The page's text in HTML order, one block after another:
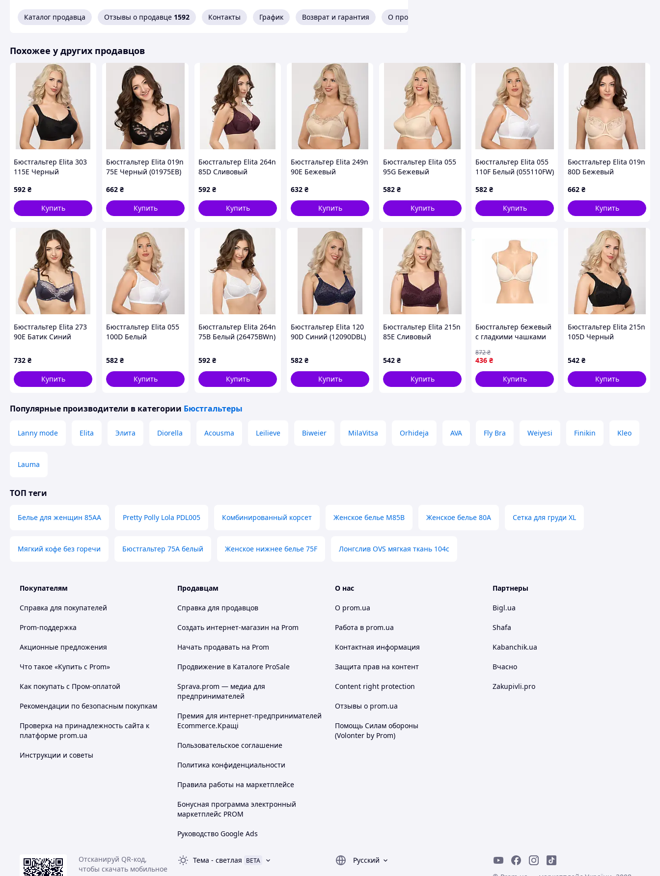
Каталог продавца Отзывы о продавце 1592 Контакты График Возврат и гарантия О продавце
Похожее у других продавцов
Бюстгальтер Elita 303
115E Черный
592 ₴
Купить
Бюстгальтер Elita 019n
75E Черный (01975EB)
662 ₴
Купить
Бюстгальтер Elita 264n
85D Сливовый
592 ₴
Купить
Бюстгальтер Elita 249n
90E Бежевый
632 ₴
Купить
Бюстгальтер Elita 055
95G Бежевый
582 ₴
Купить
Бюстгальтер Elita 055
110F Белый (055110FW)
582 ₴
Купить
Бюстгальтер Elita 019n
80D Бежевый
662 ₴
Купить
Бюстгальтер Elita 273
90E Батик Синий
732 ₴
Купить
Бюстгальтер Elita 055
100D Белый
582 ₴
Купить
Бюстгальтер Elita 264n
75B Белый (26475BWn)
592 ₴
Купить
Бюстгальтер Elita 120
90D Синий (12090DBL)
582 ₴
Купить
Бюстгальтер Elita 215n
85E Сливовый
542 ₴
Купить
Бюстгальтер бежевый
с гладкими чашками
комфорта и
поддержки груди
436 ₴
872₴
Купить
Бюстгальтер Elita 215n
105D Черный
542 ₴
Купить
Популярные производители в категории Бюстгальтеры
Lanny mode Elita Элита Diorella Acousma Leilieve Biweier MilaVitsa Orhideja AVA Fly Bra Weiyesi Finikin Kleo
Lauma
ТОП теги
Белье для женщин 85АА Pretty Polly Lola PDL005 Комбинированный корсет Женское белье M85B Женское белье 80A Сетка для груди XL
Мягкий кофе без горечи Бюстгальтер 75A белый Женское нижнее белье 75F Лонгслив OVS мягкая ткань 104с
Покупателям
Справка для покупателей
Prom-поддержка
Акционные предложения
Что такое «Купить с Prom»
Как покупать с Пром-оплатой
Рекомендации по безопасным покупкам
Проверка на принадлежность сайта к
платформе prom.ua
Инструкции и советы
Продавцам
Справка для продавцов
Создать интернет-магазин на Prom
Начать продавать на Prom
Продвижение в Каталоге ProSale
Sprava.prom — медиа для
предпринимателей
Премия для интернет-предпринимателей
Ecommerce.Кращі
Пользовательское соглашение
Политика конфиденциальности
Правила работы на маркетплейсе
Бонусная программа электронный
маркетплейс PROM
Руководство Google Ads
О нас
О prom.ua
Работа в prom.ua
Контактная информация
Защита прав на контент
Content right protection
Отзывы о prom.ua
Помощь Силам обороны
(Volonter by Prom)
Партнеры
Bigl.ua
Shafa
Kabanchik.ua
Вчасно
Zakupivli.pro
Отсканируй QR-код,
чтобы скачать мобильное
Тема - светлая BETA
Русский